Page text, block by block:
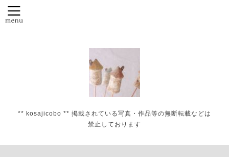
** kosajicobo ** 掲載されている写真・作品等の無断転載などは
禁止しております